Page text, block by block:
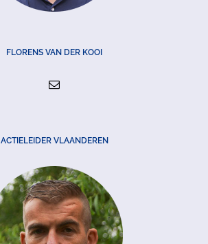
FLORENS VAN DER KOOI
ACTIELEIDER VLAANDEREN